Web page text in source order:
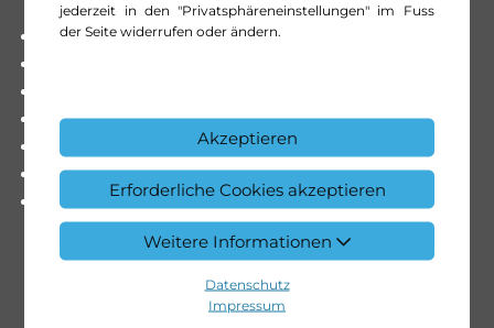
jederzeit in den "Privatsphäreneinstellungen" im Fuss
der Seite widerrufen oder ändern.
Akzeptieren
Erforderliche Cookies akzeptieren
Weitere Informationen
Datenschutz
Impressum
AMG Design
Lackierung: Metallic-Lackierung
Media: Smartphone Intergrationspaket
Mittelkonsole mit Rollo
Paket:Night-Paket
AMG Frontstossfänger mit Zierelementen in
Schwarz
Aussenspiegel schwarz hochglänzend lackiert
Bordkantenzierstab schwarz
Colorverglasung im Fond, Schwarzglas